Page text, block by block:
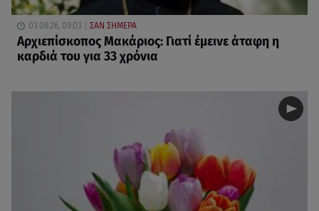
03.08.26, 09:03 ΣΑΝ ΣΗΜΕΡΑ
Αρχιεπίσκοπος Μακάριος: Γιατί έμεινε άταφη η
καρδιά του για 33 χρόνια